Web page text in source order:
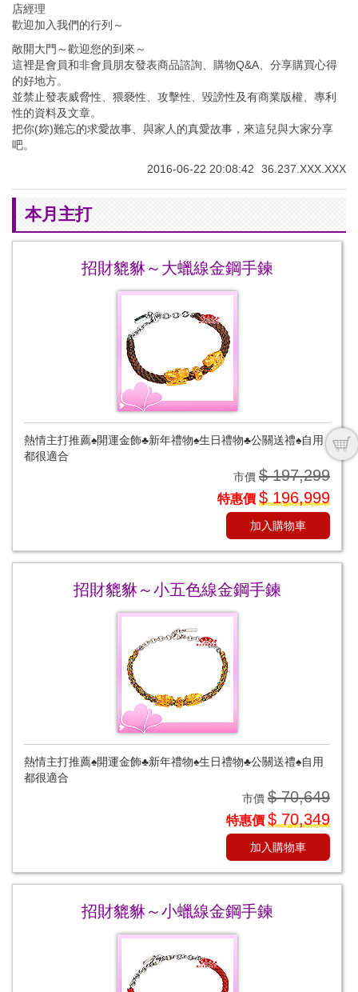
店經理
歡迎加入我們的行列～
敞開大門～歡迎您的到來～
這裡是會員和非會員朋友發表商品諮詢、購物Q&A、分享購買心得
的好地方。
並禁止發表威脅性、猥褻性、攻擊性、毀謗性及有商業版權、專利
性的資料及文章。
把你(妳)難忘的求愛故事、與家人的真愛故事，來這兒與大家分享
吧。
2016-06-22 20:08:42
36.237.XXX.XXX
本月主打
招財貔貅～大蠟線金鋼手鍊
熱情主打推薦♠開運金飾♣新年禮物♠生日禮物♣公關送禮♠自用
都很適合
市價 $ 197,299
特惠價 $ 196,999
加入購物車
招財貔貅～小五色線金鋼手鍊
熱情主打推薦♠開運金飾♣新年禮物♠生日禮物♣公關送禮♠自用
都很適合
市價 $ 70,649
特惠價 $ 70,349
加入購物車
招財貔貅～小蠟線金鋼手鍊